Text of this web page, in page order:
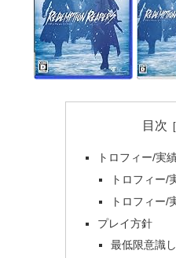
目次
トロフィー/実
トロフィー/
トロフィー/
プレイ方針
最低限意識